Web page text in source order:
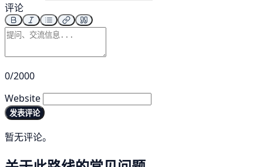
评论
0/2000
Website
发表评论
暂无评论。